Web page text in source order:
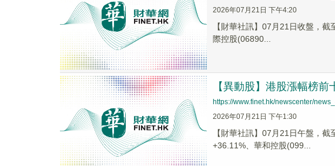
2026年07月21日 下午4:20
【財華社訊】07月21日收盤，
際控股(06890...
【異動股】港股漲幅榜
https://www.finet.hk/newscenter/
2026年07月21日 下午1:30
【財華社訊】07月21日午盤，
+36.11%、華和控股(099...